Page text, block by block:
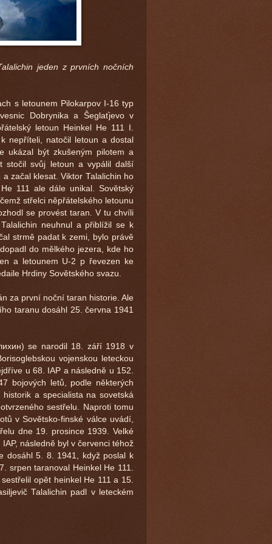
jeden z prvních nočních
s letounem Pilokarpov I-16 typ
Dobrynika a Šeglaťjevo v
letoun Heinkel He 111 I.
nepříteli, natočil letoun a dostal
ukázal být zkušeným pilotem a
stočil svůj letoun a vypálil další
začal klesat. Viktor Talalichin ho
111 ale dále unikal. Sovětský
střelci něpřátelského letounu
se provést taran. V tu chvíli
neuhnul a přiblížil se k
strmě padat k zemi, bylo právě
do mělkého jezera, kde ho
a letounem U-2 p řevezen ke
Hrdiny Sovětského svazu.
za první noční taran historie. Ale
taranu dosáhl 25. června 1941
se narodil 18. září 1918 v
vojenskou leteckou
u 68. IAP a následně u 152.
bojových letů, podle některých
a specialista na sovetská
sestřelu. Naproti tomu
v Sovětsko-finské válce uvádí,
dne 19. prosince 1939. Velké
následně byl v červenci téhož
dosáhl 5. 8. 1941, když poslal k
srpen taranoval Heinkel He 111.
opět heinkel He 111 a 15.
Talalichin padl v leteckém